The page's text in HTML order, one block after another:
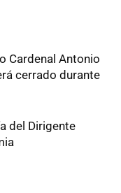
Cardenal Antonio
cerrado durante
del Dirigente